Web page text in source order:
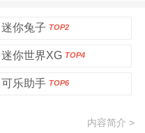
迷你兔子 TOP2
迷你世界XG TOP4
可乐助手 TOP6
内容简介 >